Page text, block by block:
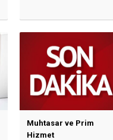
Muhtasar ve Prim
Hizmet